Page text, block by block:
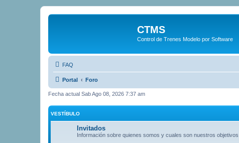
CTMS
Control de Trenes Modelo por Software
FAQ
Portal Foro
Fecha actual Sab Ago 08, 2026 7:37 am
VESTÍBULO
Invitados
Información sobre quienes somos y cuales son nuestros objetivos